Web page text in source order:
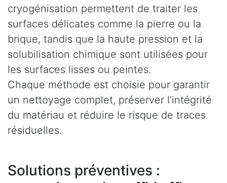
cryogénisation permettent de traiter les
surfaces délicates comme la pierre ou la
brique, tandis que la haute pression et la
solubilisation chimique sont utilisées pour
les surfaces lisses ou peintes.
Chaque méthode est choisie pour garantir
un nettoyage complet, préserver l’intégrité
du matériau et réduire le risque de traces
résiduelles.
Solutions préventives :